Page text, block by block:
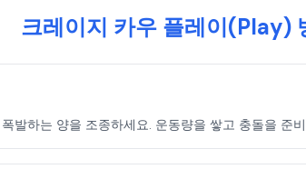
크레이지 카우 플레이(Play)
발하는 양을 조종하세요. 운동량을 쌓고 충돌을 준